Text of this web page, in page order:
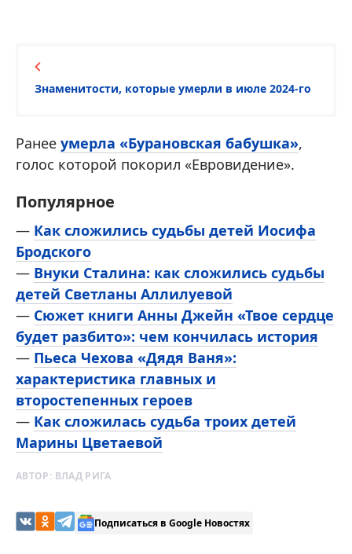
Знаменитости, которые умерли в июле 2024-го
Ранее умерла «Бурановская бабушка»,
голос которой покорил «Евровидение».
Популярное
— Как сложились судьбы детей Иосифа
Бродского
— Внуки Сталина: как сложились судьбы
детей Светланы Аллилуевой
— Сюжет книги Анны Джейн «Твое сердце
будет разбито»: чем кончилась история
— Пьеса Чехова «Дядя Ваня»:
характеристика главных и
второстепенных героев
— Как сложилась судьба троих детей
Марины Цветаевой
АВТОР: ВЛАД РИГА
Подписаться в Google Новостях